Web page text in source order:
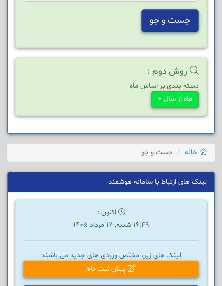
جست و جو
روش دوم :
دسته بندی بر اساس ماه
ماه از سال
خانه جست و جو
لینک های ارتباط با سامانه هوشمند
اکنون :
16:49 شنبه, 17 مرداد 1405
لینک های زیر، مختص ورودی های جدید می باشند
پیش ثبت نام